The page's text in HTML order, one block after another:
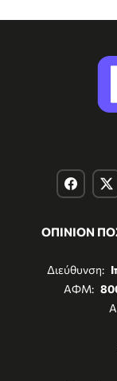
ΟΠΙΝΙΟΝ
Διεύθυνση:
ΑΦΜ: